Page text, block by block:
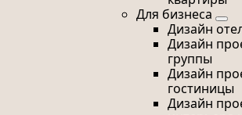
Для бизнеса
Дизайн
Дизайн
группы
Дизайн
гостиницы
Дизайн